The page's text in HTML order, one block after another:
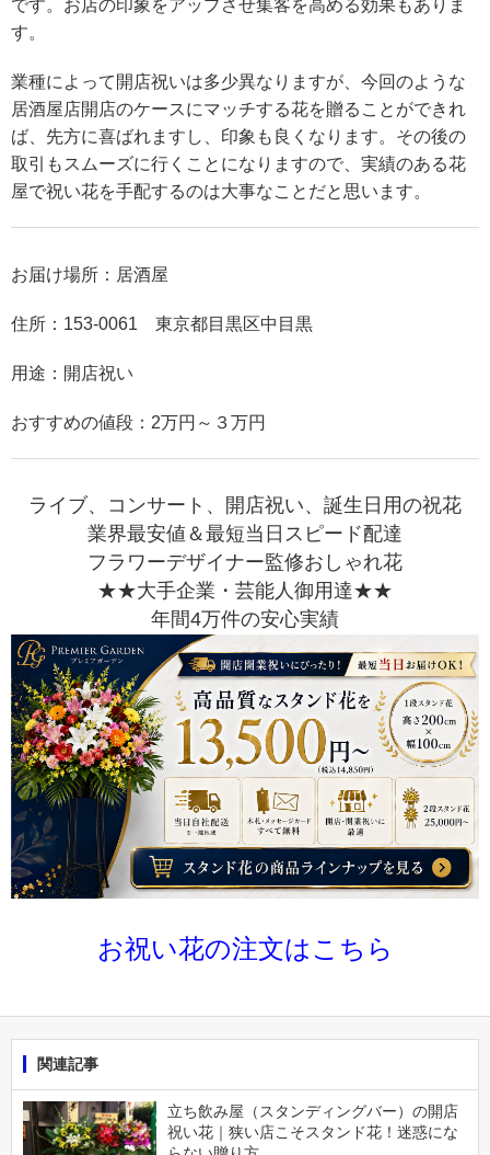
です。お店の印象をアップさせ集客を高める効果もありま
す。
業種によって開店祝いは多少異なりますが、今回のような
居酒屋店開店のケースにマッチする花を贈ることができれ
ば、先方に喜ばれますし、印象も良くなります。その後の
取引もスムーズに行くことになりますので、実績のある花
屋で祝い花を手配するのは大事なことだと思います。
お届け場所：居酒屋
住所：153-0061 東京都目黒区中目黒
用途：開店祝い
おすすめの値段：2万円～３万円
ライブ、コンサート、開店祝い、誕生日用の祝花
業界最安値＆最短当日スピード配達
フラワーデザイナー監修おしゃれ花
★★大手企業・芸能人御用達★★
年間4万件の安心実績
お祝い花の注文はこちら
関連記事
立ち飲み屋（スタンディングバー）の開店
祝い花｜狭い店こそスタンド花！迷惑にな